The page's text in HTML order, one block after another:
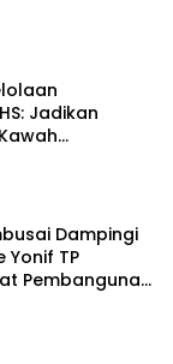
Jadikan
Dampingi
Yonif TP
Pembangunan